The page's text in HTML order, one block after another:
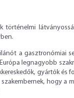
a gasztronómiai
legnagyobb
gyártók és
hogy a